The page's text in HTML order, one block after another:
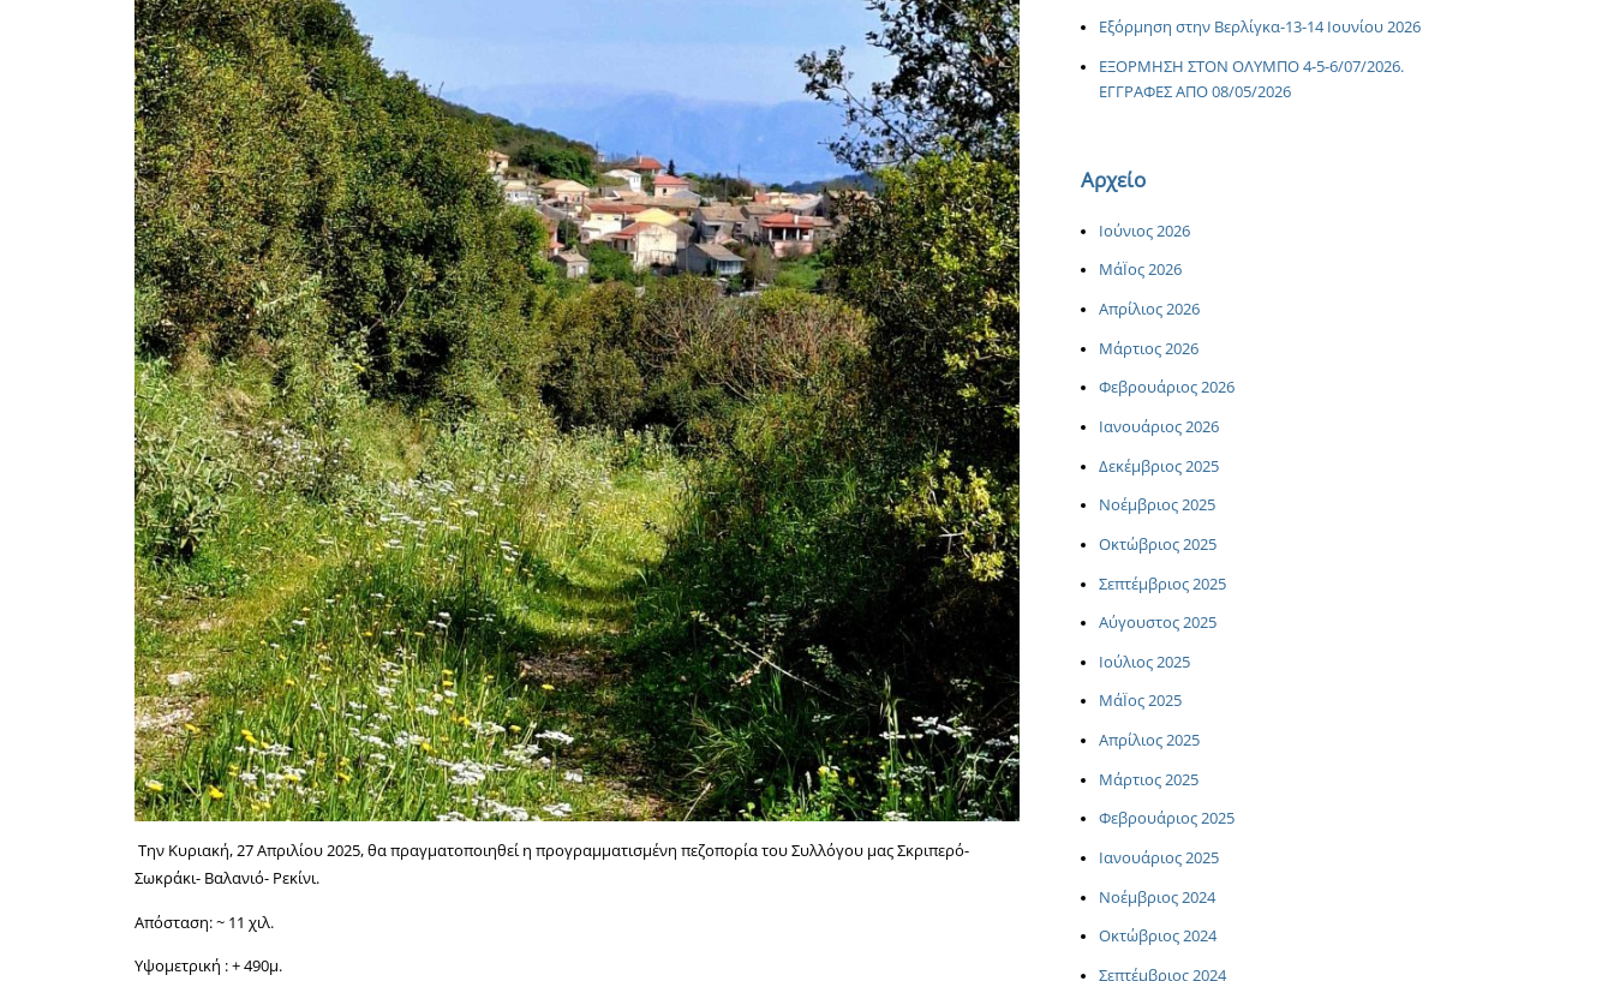
Την Κυριακή, 27 Απριλίου 2025, θα πραγματοποιηθεί η προγραμματισμένη πεζοπορία του Συλλόγου μας Σκριπερό-
Σωκράκι- Βαλανιό- Ρεκίνι.
Απόσταση: ~ 11 χιλ.
Υψομετρική : + 490μ.
Εξόρμηση στην Βερλίγκα-13-14 Ιουνίου 2026
ΕΞΟΡΜΗΣΗ ΣΤΟΝ ΟΛΥΜΠΟ 4-5-6/07/2026.
ΕΓΓΡΑΦΕΣ ΑΠΟ 08/05/2026
Αρχείο
Ιούνιος 2026
ΜάΪος 2026
Απρίλιος 2026
Μάρτιος 2026
Φεβρουάριος 2026
Ιανουάριος 2026
Δεκέμβριος 2025
Νοέμβριος 2025
Οκτώβριος 2025
Σεπτέμβριος 2025
Αύγουστος 2025
Ιούλιος 2025
ΜάΪος 2025
Απρίλιος 2025
Μάρτιος 2025
Φεβρουάριος 2025
Ιανουάριος 2025
Νοέμβριος 2024
Οκτώβριος 2024
Σεπτέμβριος 2024